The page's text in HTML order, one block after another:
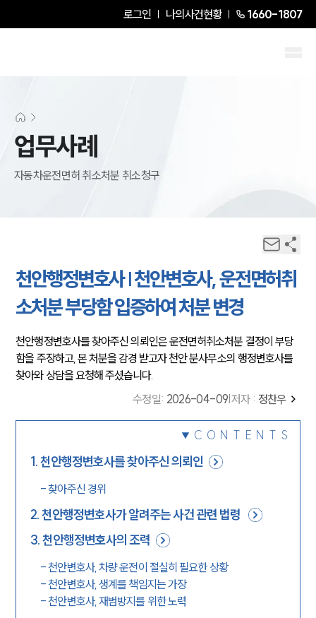
로그인 나의사건현황 1660-1807
업무사례
자동차운전면허 취소처분 취소청구
천안행정변호사 | 천안변호사, 운전면허취
소처분 부당함 입증하여 처분 변경
천안행정변호사를 찾아주신 의뢰인은 운전면허취소처분 결정이 부당
함을 주장하고, 본 처분을 감경 받고자 천안 분사무소의 행정변호사를
찾아와 상담을 요청해 주셨습니다.
수정일: 2026-04-09 저자 : 정찬우
CONTENTS
1.천안행정변호사를 찾아주신 의뢰인
-찾아주신 경위
2.천안행정변호사가 알려주는 사건 관련 법령
3.천안행정변호사의 조력
- 천안변호사, 차량 운전이 절실히 필요한 상황
- 천안변호사, 생계를 책임지는 가장
- 천안변호사, 재범방지를 위한 노력